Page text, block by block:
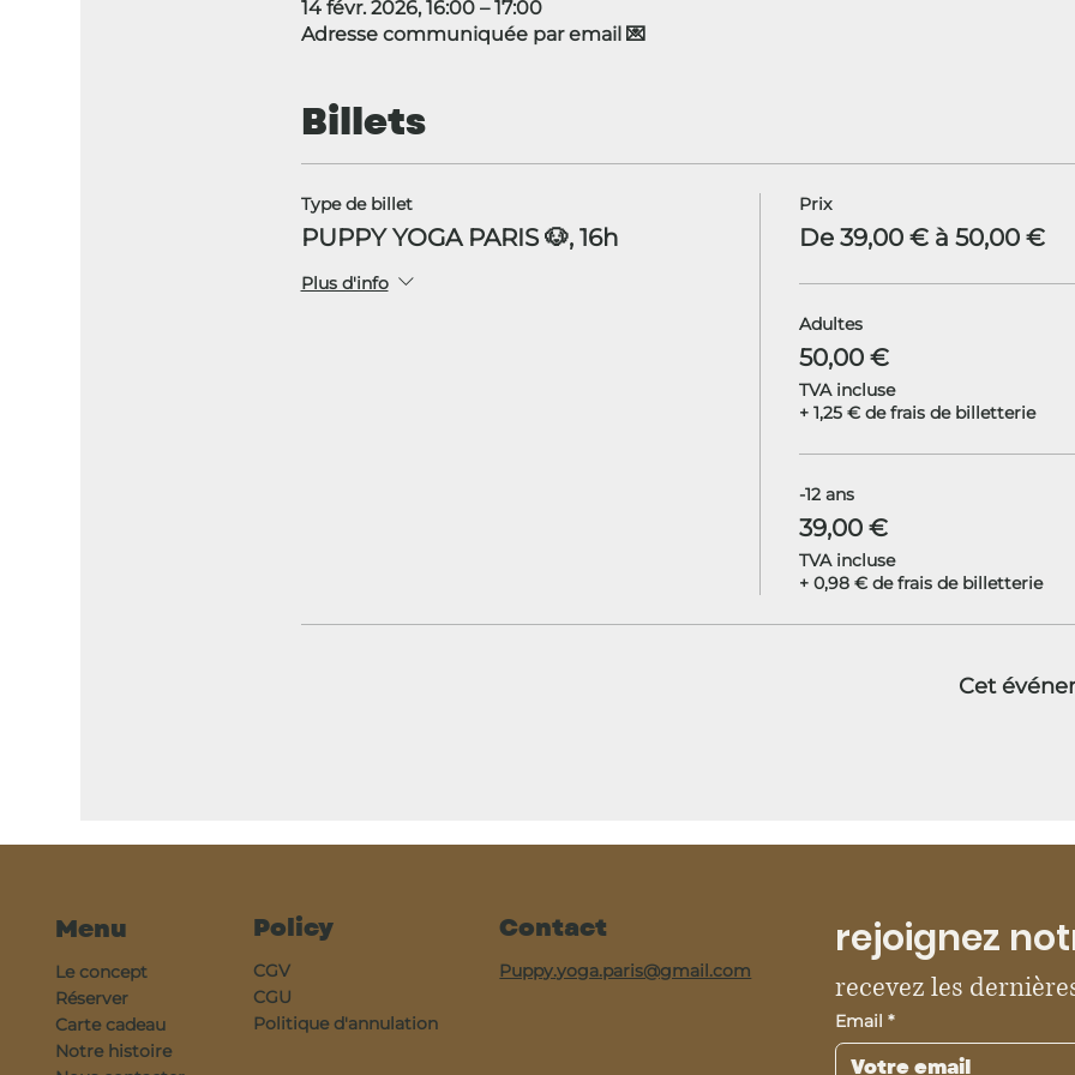
14 févr. 2026, 16:00 – 17:00
Adresse communiquée par email 💌
Billets
Type de billet
PUPPY YOGA PARIS 🐶, 16h
Plus d'info
Prix
De 39,00 € à 50,00 €
Adultes
50,00 €
TVA incluse
+ 1,25 € de frais de billetterie
-12 ans
39,00 €
TVA incluse
+ 0,98 € de frais de billetterie
Cet
Menu
Le concept
Réserver
Carte cadeau
Notre histoire
Policy
CGV
CGU
Politique d'annulation
Contact
Puppy.yoga.paris@gmail.com
rejoignez
recevez les
Email *